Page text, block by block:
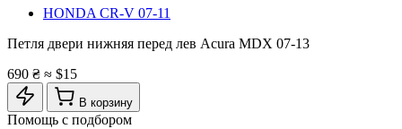
HONDA CR-V 07-11
Петля двери нижняя перед лев Acura MDX 07-13
690 ₴ ≈ $15
В корзину
Помощь с подбором